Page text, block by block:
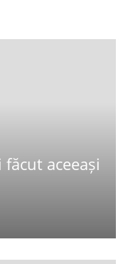
făcut aceeași